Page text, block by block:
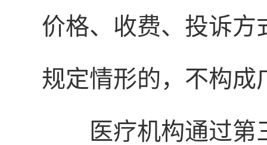
价格、收费、投诉方
规定情形的，不构成
医疗机构通过